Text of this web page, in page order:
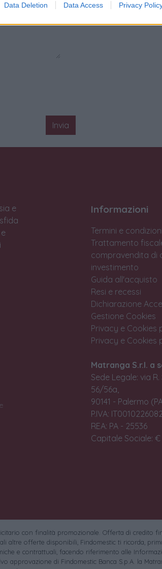
Data Deletion Data Access Privacy
Invia
e
Informazioni
Termini e
Trattamento
compravendita di
investimento
Guida all'acquisto
Resi e recessi
Dichiarazione
Gestione Cookies
Privacy e Cookies
Privacy e Cookies
Matranga S.r.l. a
Sede Legale: via
56/56a,
90141 - Palermo
P.IVA:
REA: PA - 25536
Capitale Sociale:
con finalità promozionale. Offerta di credito
altre offerte disponibili, Findomestic ti ricorda,
e contrattuali, facendo riferimento alle
approvazione di Findomestic Banca S.p.A. la